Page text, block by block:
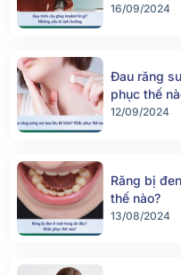
16/09/2024
Đau răng
phục thế
12/09/2024
Răng bị
thế nào?
13/08/2024